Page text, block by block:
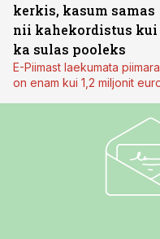
kerkis, kasum samas
nii kahekordistus kui
ka sulas pooleks
E-Piimast laekumata
on enam kui 1,2 miljonit